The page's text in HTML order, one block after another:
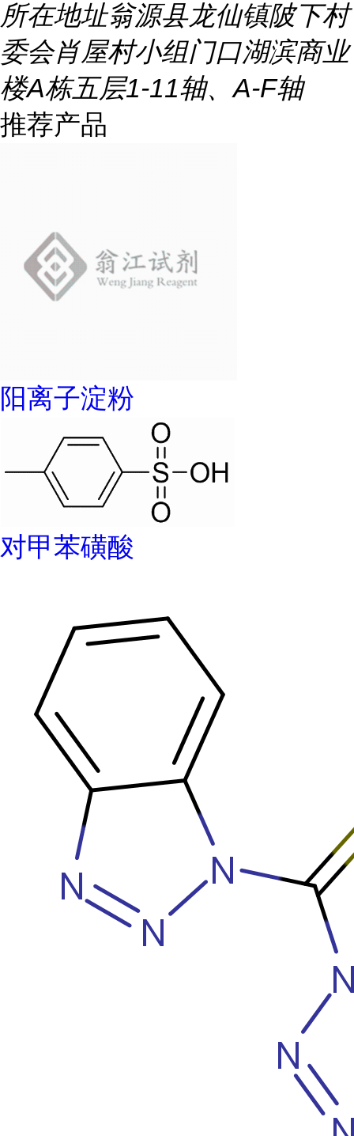
所在地址翁源县龙仙镇陂下村
委会肖屋村小组门口湖滨商业
楼A栋五层1-11轴、A-F轴
推荐产品
阳离子淀粉
对甲苯磺酸